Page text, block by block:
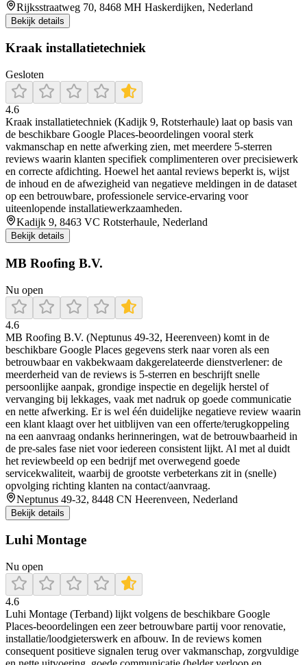
Rijksstraatweg 70, 8468 MH Haskerdijken, Nederland
Bekijk details
Kraak installatietechniek
Gesloten
4.6
Kraak installatietechniek (Kadijk 9, Rotsterhaule) laat op basis van
de beschikbare Google Places-beoordelingen vooral sterk
vakmanschap en nette afwerking zien, met meerdere 5-sterren
reviews waarin klanten specifiek complimenteren over precisiewerk
en correcte afdichting. Hoewel het aantal reviews beperkt is, wijst
de inhoud en de afwezigheid van negatieve meldingen in de dataset
op een betrouwbare, professionele service-ervaring voor
uiteenlopende installatiewerkzaamheden.
Kadijk 9, 8463 VC Rotsterhaule, Nederland
Bekijk details
MB Roofing B.V.
Nu open
4.6
MB Roofing B.V. (Neptunus 49-32, Heerenveen) komt in de
beschikbare Google Places gegevens sterk naar voren als een
betrouwbaar en vakbekwaam dakgerelateerde dienstverlener: de
meerderheid van de reviews is 5-sterren en beschrijft snelle
persoonlijke aanpak, grondige inspectie en degelijk herstel of
vervanging bij lekkages, vaak met nadruk op goede communicatie
en nette afwerking. Er is wel één duidelijke negatieve review waarin
een klant klaagt over het uitblijven van een offerte/terugkoppeling
na een aanvraag ondanks herinneringen, wat de betrouwbaarheid in
de pre-sales fase niet voor iedereen consistent lijkt. Al met al duidt
het reviewbeeld op een bedrijf met overwegend goede
servicekwaliteit, waarbij de grootste verbeterkans zit in (snelle)
opvolging richting klanten na contact/aanvraag.
Neptunus 49-32, 8448 CN Heerenveen, Nederland
Bekijk details
Luhi Montage
Nu open
4.6
Luhi Montage (Terband) lijkt volgens de beschikbare Google
Places-beoordelingen een zeer betrouwbare partij voor renovatie,
installatie/loodgieterswerk en afbouw. In de reviews komen
consequent positieve signalen terug over vakmanschap, zorgvuldige